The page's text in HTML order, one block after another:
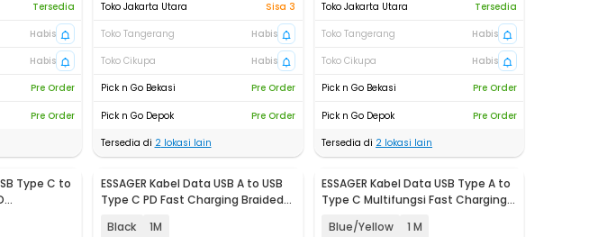
Tersedia
Habis
Habis
Pre Order
Pre Order
Toko Jakarta Utara
Sisa 3
Toko Tangerang
Habis
Toko Cikupa
Habis
Pick n Go Bekasi
Pre Order
Pick n Go Depok
Pre Order
Tersedia di 2lokasi lain
Toko Jakarta Utara
Tersedia
Toko Tangerang
Habis
Toko Cikupa
Habis
Pick n Go Bekasi
Pre Order
Pick n Go Depok
Pre Order
Tersedia di 2 lokasi lain
Type C to
ESSAGER Kabel Data USB A to USB
Type C PD Fast Charging Braided
Black 1M
ESSAGER Kabel Data USB Type A to
Type C Multifungsi Fast Charging
Blue/Yellow 1 M